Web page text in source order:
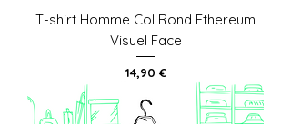
T-shirt Homme Col Rond Ethereum
Visuel Face
Prix
14,90 €